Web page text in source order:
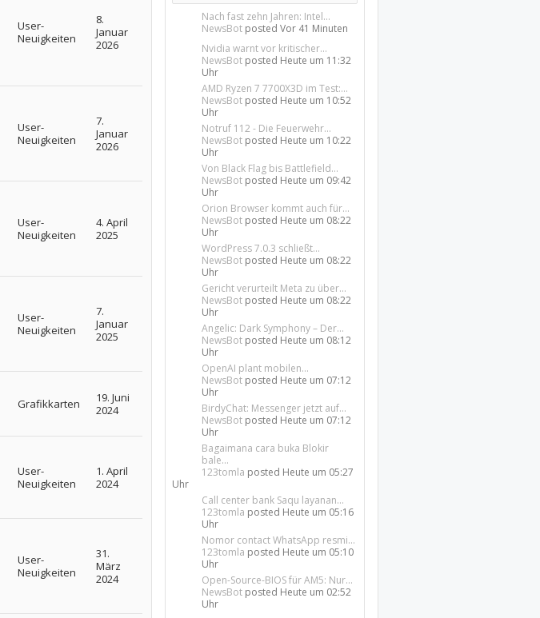
User-
Neuigkeiten
8.
Januar
2026
User-
Neuigkeiten
7.
Januar
2026
User-
Neuigkeiten
4. April
2025
User-
Neuigkeiten
7.
Januar
2025
Grafikkarten
19. Juni
2024
User-
Neuigkeiten
1. April
2024
User-
Neuigkeiten
31.
März
2024
Nach fast zehn Jahren: Intel...
NewsBot postedVor 41 Minuten
Nvidia warnt vor kritischer...
NewsBot posted Heute um 11:32
Uhr
AMD Ryzen 7 7700X3D im Test:...
NewsBot posted Heute um 10:52
Uhr
Notruf 112 - Die Feuerwehr...
NewsBot posted Heute um 10:22
Uhr
Von Black Flag bis Battlefield...
NewsBot posted Heute um 09:42
Uhr
Orion Browser kommt auch für...
NewsBot posted Heute um 08:22
Uhr
WordPress 7.0.3 schließt...
NewsBot posted Heute um 08:22
Uhr
Gericht verurteilt Meta zu über...
NewsBot posted Heute um 08:22
Uhr
Angelic: Dark Symphony – Der...
NewsBot posted Heute um 08:12
Uhr
OpenAI plant mobilen...
NewsBot posted Heute um 07:12
Uhr
BirdyChat: Messenger jetzt auf...
NewsBot posted Heute um 07:12
Uhr
Bagaimana cara buka Blokir
bale...
123tomla posted Heute um 05:27
Uhr
Call center bank Saqu layanan...
123tomla posted Heute um 05:16
Uhr
Nomor contact WhatsApp resmi...
123tomla posted Heute um 05:10
Uhr
Open-Source-BIOS für AM5: Nur...
NewsBot posted Heute um 02:52
Uhr